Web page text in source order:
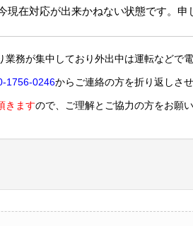
在対応が出来かねない状態です。申
務が集中しており外出中は運転などで
1756-0246からご連絡の方を折り返しさ
きますので、ご理解とご協力の方をお願い